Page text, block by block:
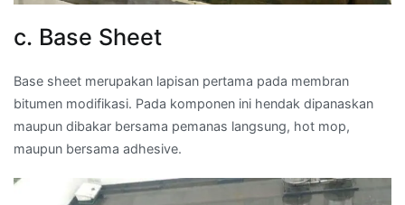
c. Base Sheet
Base sheet merupakan lapisan pertama pada membran
bitumen modifikasi. Pada komponen ini hendak dipanaskan
maupun dibakar bersama pemanas langsung, hot mop,
maupun bersama adhesive.